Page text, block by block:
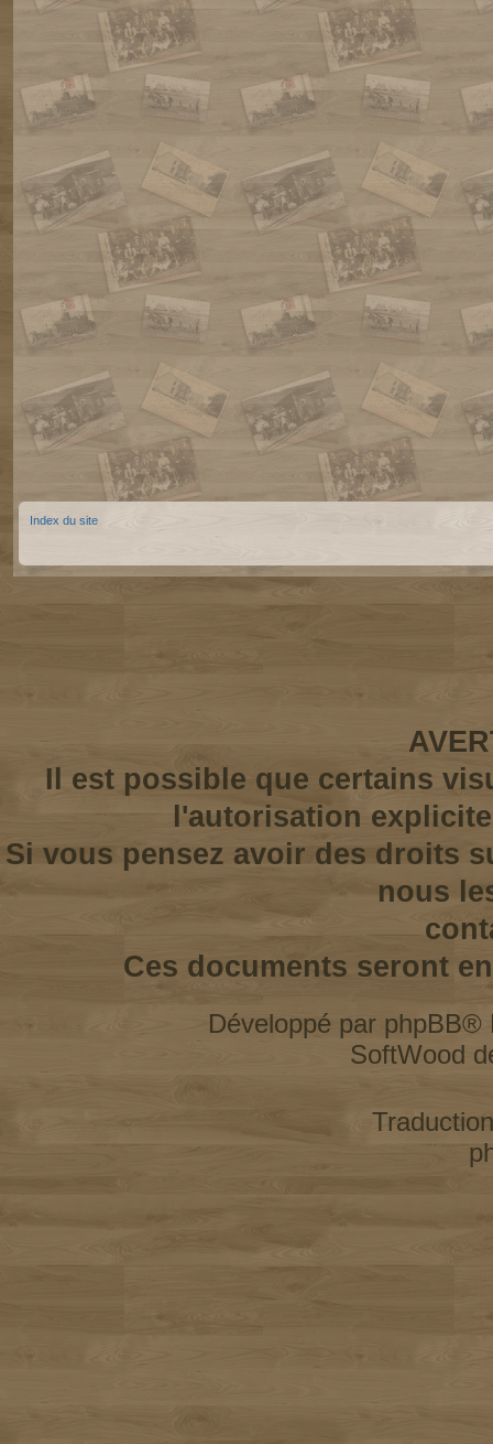
Index du site
Il est possible que certains
l'autorisation
Si vous pensez avoir des droits
nous
Ces documents seront
Développé par phpBB®
SoftWood